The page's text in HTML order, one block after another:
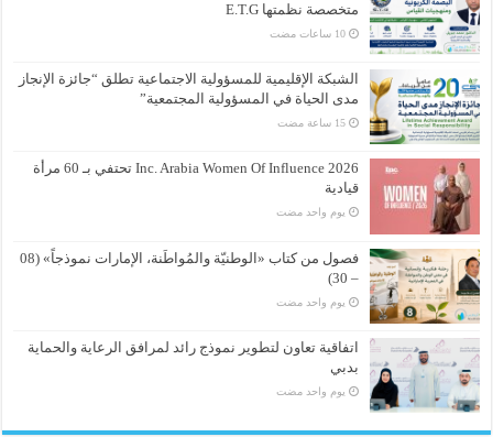
متخصصة نظمتها E.T.G
الشبكة الإقليمية للمسؤولية الاجتماعية تطلق “جائزة الإنجاز
مدى الحياة في المسؤولية المجتمعية”
Inc. Arabia Women Of Influence 2026 تحتفي بـ 60 مرأة
قيادية
‏يوم واحد مضت
فصول من كتاب «الوطنيّة والمُواطَنة، الإمارات نموذجاً» (08
– 30)
‏يوم واحد مضت
اتفاقية تعاون لتطوير نموذج رائد لمرافق الرعاية والحماية
بدبي
‏يوم واحد مضت